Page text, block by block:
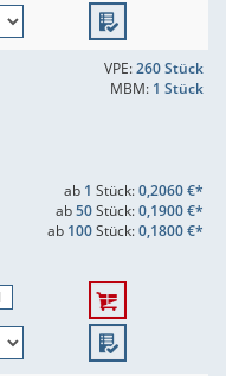
VPE:260 Stück
MBM: 1 Stück
ab 1 Stück:0,2060 €*
ab50Stück:0,1900 €*
ab 100Stück:0,1800 €*